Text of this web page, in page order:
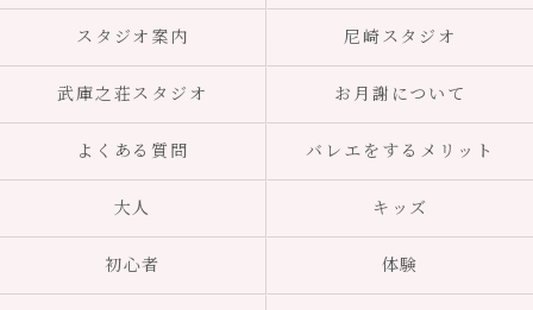
スタジオ案内 尼崎スタジオ
武庫之荘スタジオ お月謝について
よくある質問 バレエをするメリット
大人 キッズ
初心者 体験